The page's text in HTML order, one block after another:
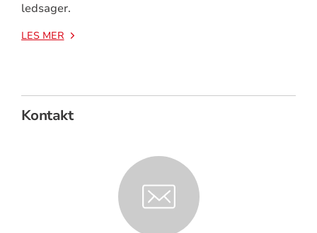
ledsager.
LES MER
Kontakt